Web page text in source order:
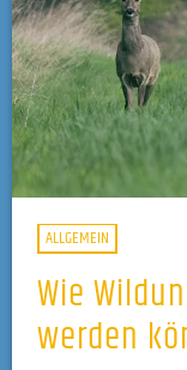
ALLGEMEIN
Wie
werden